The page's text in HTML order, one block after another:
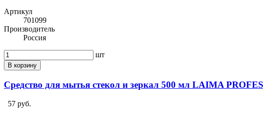
Артикул
701099
Производитель
Россия
шт
В корзину
Средство для мытья стекол и зеркал 500 мл LAIMA
57 руб.